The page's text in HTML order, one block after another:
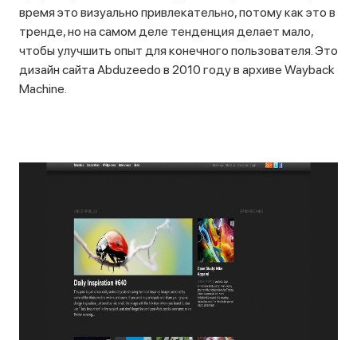
время это визуально привлекательно, потому как это в
тренде, но на самом деле тенденция делает мало,
чтобы улучшить опыт для конечного пользователя. Это
дизайн сайта Abduzeedo в 2010 году в архиве Wayback
Machine.